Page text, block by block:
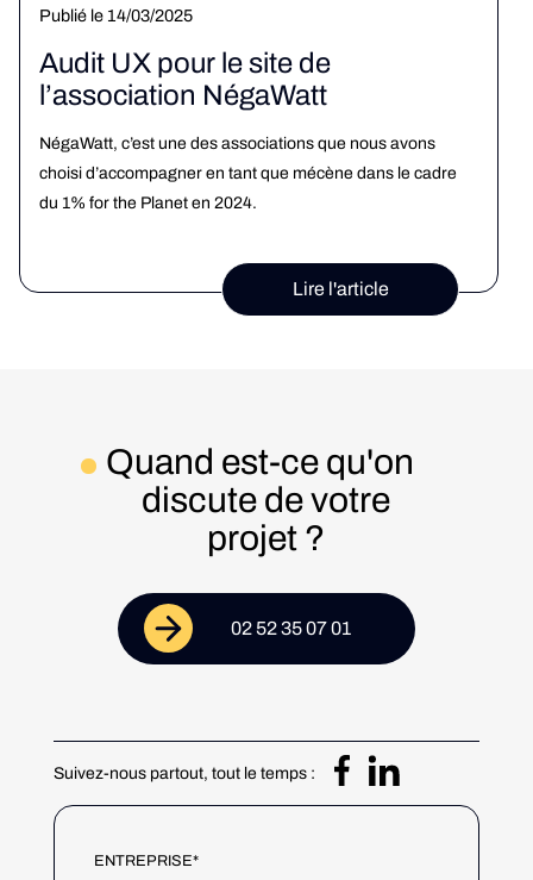
Publié le 14/03/2025
Audit UX pour le site de
l’association NégaWatt
NégaWatt, c’est une des associations que nous avons
choisi d’accompagner en tant que mécène dans le cadre
du 1% for the Planet en 2024.
Lire l'article
Quand est-ce qu'on
discute de votre
projet ?
02 52 35 07 01
Suivez-nous partout, tout le temps :
ENTREPRISE*